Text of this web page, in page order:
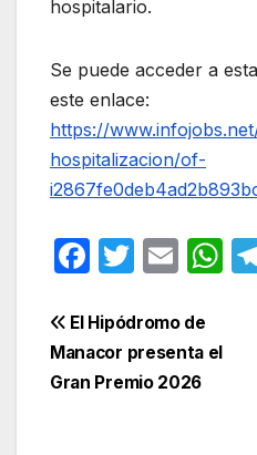
hospitalario.
Se puede acceder a
este enlace:
https://
hospitalizacion/of-
F
c
e
b
T
itt
er
E
ail
W
Navegación
de
El Hipódromo de
Manacor presenta el
Gran Premio 2026